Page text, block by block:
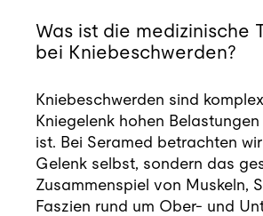
Was ist die medizinische
bei Kniebeschwerden?
Kniebeschwerden sind
Kniegelenk hohen
ist. Bei Seramed betrachten
Gelenk selbst, sondern das
Zusammenspiel von Muskeln,
Faszien rund um Ober- und